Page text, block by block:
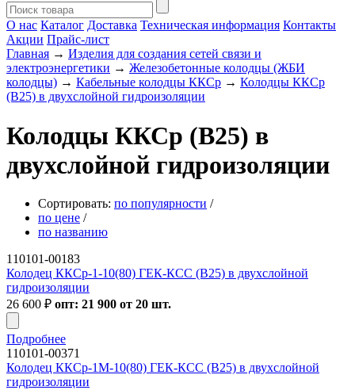
О нас Каталог Доставка Техническая информация Контакты
Акции Прайс-лист
Главная → Изделия для создания сетей связи и
электроэнергетики → Железобетонные колодцы (ЖБИ
колодцы) → Кабельные колодцы ККСр → Колодцы ККСр
(В25) в двухслойной гидроизоляции
Колодцы ККСр (В25) в
двухслойной гидроизоляции
Сортировать: по популярности /
по цене /
по названию
110101-00183
Колодец ККСр-1-10(80) ГЕК-КСС (В25) в двухслойной
гидроизоляции
26 600 ₽ опт: 21 900 от 20 шт.
Подробнее
110101-00371
Колодец ККСр-1М-10(80) ГЕК-КСС (В25) в двухслойной
гидроизоляции